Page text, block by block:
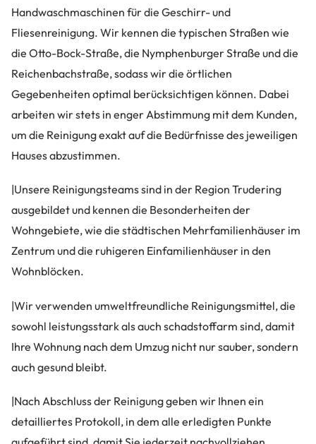
Handwaschmaschinen für die Geschirr- und
Fliesenreinigung. Wir kennen die typischen Straßen wie
die Otto-Bock-Straße, die Nymphenburger Straße und die
Reichenbachstraße, sodass wir die örtlichen
Gegebenheiten optimal berücksichtigen können. Dabei
arbeiten wir stets in enger Abstimmung mit dem Kunden,
um die Reinigung exakt auf die Bedürfnisse des jeweiligen
Hauses abzustimmen.
|Unsere Reinigungsteams sind in der Region Trudering
ausgebildet und kennen die Besonderheiten der
Wohngebiete, wie die städtischen Mehrfamilienhäuser im
Zentrum und die ruhigeren Einfamilienhäuser in den
Wohnblöcken.
|Wir verwenden umweltfreundliche Reinigungsmittel, die
sowohl leistungsstark als auch schadstoffarm sind, damit
Ihre Wohnung nach dem Umzug nicht nur sauber, sondern
auch gesund bleibt.
|Nach Abschluss der Reinigung geben wir Ihnen ein
detailliertes Protokoll, in dem alle erledigten Punkte